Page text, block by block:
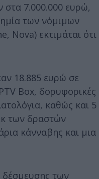
στα 7.000.000 ευρώ,
των νόμιμων
Nova) εκτιμάται ότι
18.885 ευρώ σε
Box, δορυφορικές
καθώς και 5
των δραστών
κάνναβης και μια
δέσμευσης των